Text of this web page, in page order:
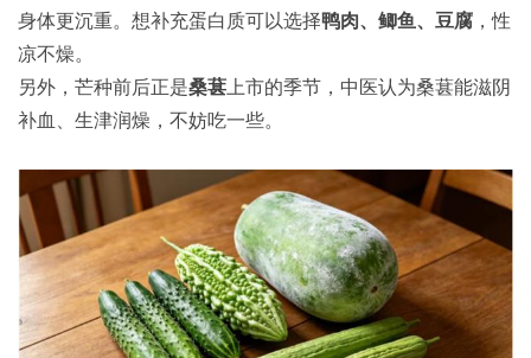
身体更沉重。想补充蛋白质可以选择鸭肉、鲫鱼、豆腐 ，性
凉不燥。
另外，芒种前后正是桑葚 上市的季节，中医认为桑葚能滋阴
补血、生津润燥，不妨吃一些。